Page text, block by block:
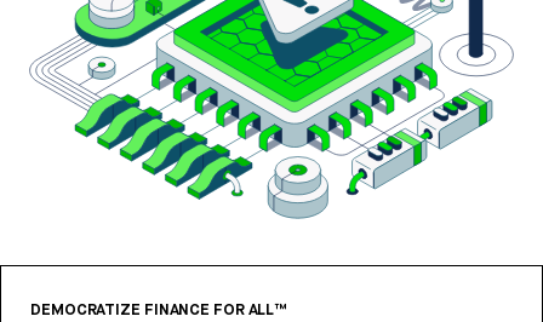
DEMOCRATIZE FINANCE FOR ALL™